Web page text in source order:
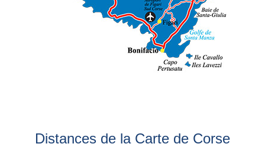
Distances de la Carte de Corse